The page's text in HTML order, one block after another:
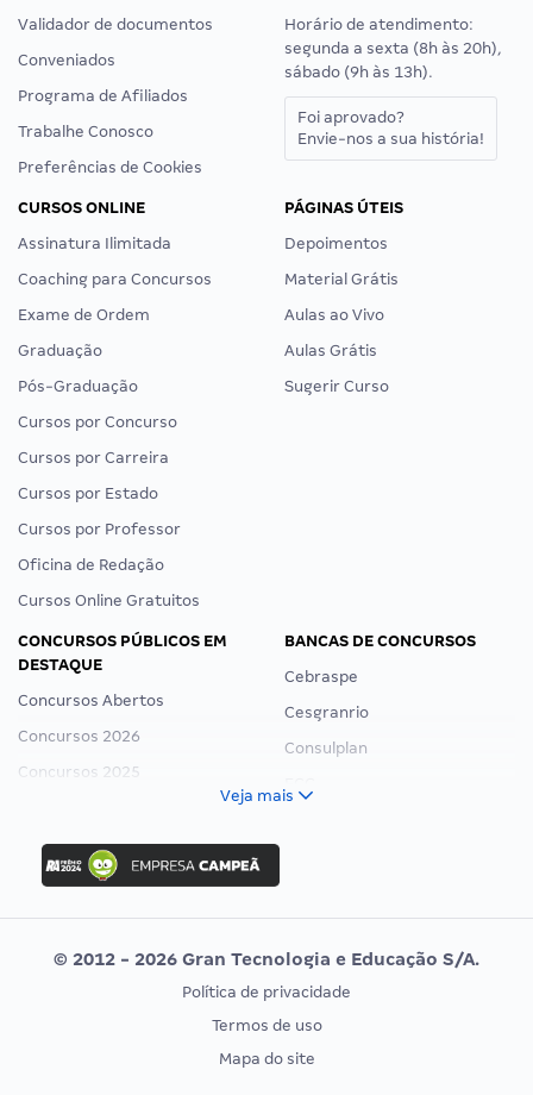
Validador de documentos
Conveniados
Programa de Afiliados
Trabalhe Conosco
Preferências de Cookies
Horário de atendimento:
segunda a sexta (8h às 20h),
sábado (9h às 13h).
Foi aprovado?
Envie-nos a sua história!
CURSOS ONLINE
Assinatura Ilimitada
Coaching para Concursos
Exame de Ordem
Graduação
Pós-Graduação
Cursos por Concurso
Cursos por Carreira
Cursos por Estado
Cursos por Professor
Oficina de Redação
Cursos Online Gratuitos
PÁGINAS ÚTEIS
Depoimentos
Material Grátis
Aulas ao Vivo
Aulas Grátis
Sugerir Curso
CONCURSOS PÚBLICOS EM
DESTAQUE
Concursos Abertos
Concursos 2026
Concursos 2025
Concurso Ibama
Concurso MPU
Editais publicados
BANCAS DE CONCURSOS
Cebraspe
Cesgranrio
Consulplan
Vunesp
CONCURSOS POR PROFISSÃO
EXAME DE ORDEM
Veja mais
© 2012 - 2026 Gran Tecnologia e Educação S/A.
Política de privacidade
Termos de uso
Mapa do site